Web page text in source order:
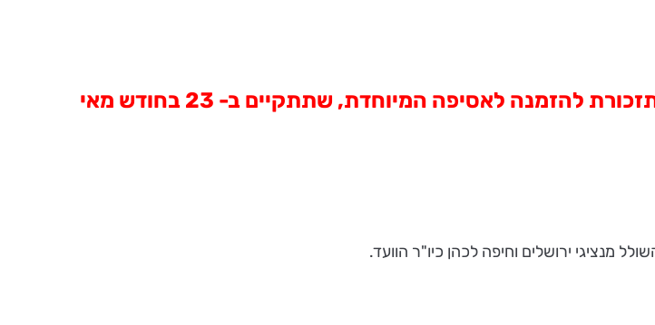
עידכון בנושא ההצעות לשינוי בתקנון ארגון גמלאי דיסקונט ותזכורת להזמנה לאסיפה המיוחדת, שתתקיים ב- 23 בחודש מאי
מנציגי ירושלים וחיפה לכהן כיו"ר הוועד.